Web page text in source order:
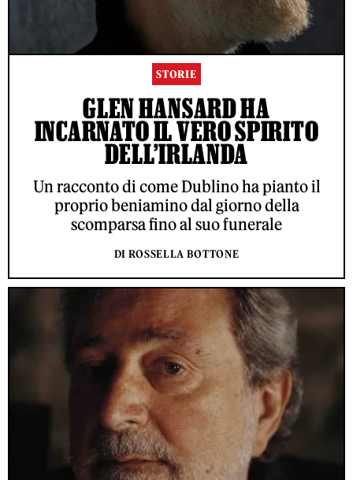
STORIE
GLEN HANSARD HA
INCARNATO IL VERO SPIRITO
DELL’IRLANDA
Un racconto di come Dublino ha pianto il
proprio beniamino dal giorno della
scomparsa fino al suo funerale
DI ROSSELLA BOTTONE